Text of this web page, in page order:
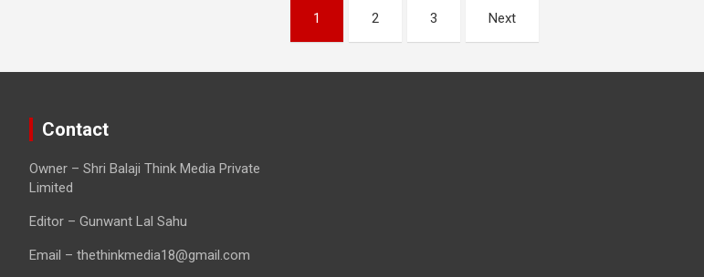
1 2 3 Next
Contact
Owner – Shri Balaji Think Media Private
Limited
Editor – Gunwant Lal Sahu
Email – thethinkmedia18@gmail.com